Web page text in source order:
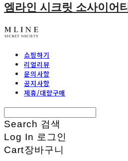
엠라인 시크릿 소사이어티
쇼핑하기
리얼리뷰
문의사항
공지사항
제휴/대량구매
Search 검색
Log In 로그인
Cart장바구니